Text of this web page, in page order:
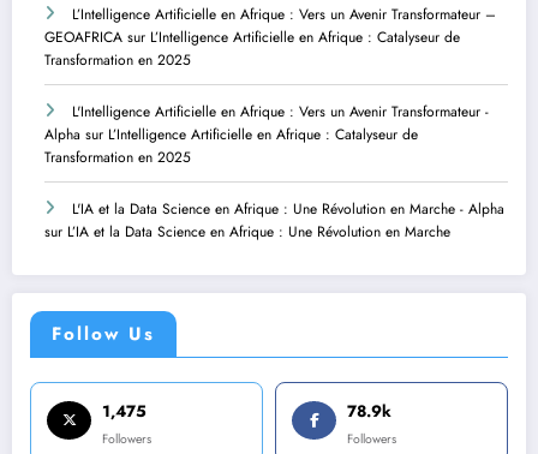
L’Intelligence Artificielle en Afrique : Vers un Avenir Transformateur –
GEOAFRICA sur L’Intelligence Artificielle en Afrique : Catalyseur de
Transformation en 2025
L'Intelligence Artificielle en Afrique : Vers un Avenir Transformateur -
Alpha sur L’Intelligence Artificielle en Afrique : Catalyseur de
Transformation en 2025
L'IA et la Data Science en Afrique : Une Révolution en Marche - Alpha
sur L’IA et la Data Science en Afrique : Une Révolution en Marche
Follow Us
1,475
Followers
78.9k
Followers